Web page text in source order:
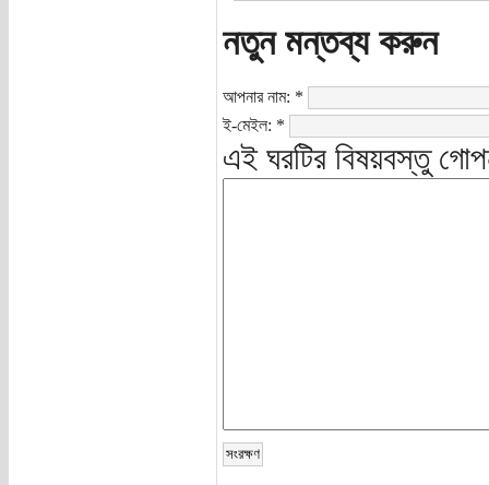
নতুন মন্তব্য করুন
আপনার নাম: *
ই-মেইল: *
এই ঘরটির বিষয়বস্তু